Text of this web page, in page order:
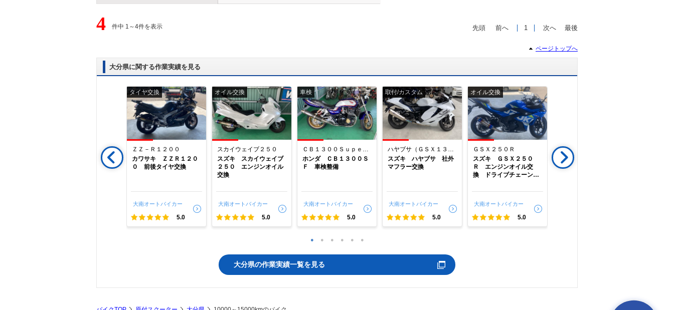
4 件中 1～4件を表示 先頭 前へ 1 次へ 最後
ページトップへ
大分県に関する作業実績を見る
２５０ＴＲ インジェク
ション エンジン不調修
タイヤ交換
ＺＺ－Ｒ１２００
カワサキ ＺＺＲ１２０
０ 前後タイヤ交換
大南オートバイカー
5.0
オイル交換
スカイウェイブ２５０
スズキ スカイウェイブ
２５０ エンジンオイル
交換
大南オートバイカー
5.0
車検
ＣＢ１３００Ｓｕｐｅｒ Ｆｏｕｒ
ホンダ ＣＢ１３００Ｓ
Ｆ 車検整備
大南オートバイカー
5.0
取付/カスタム
ハヤブサ（ＧＳＸ１３００Ｒ Ｈａｙａｂｕｓａ）
スズキ ハヤブサ 社外
マフラー交換
大南オートバイカー
5.0
オイル交換
ＧＳＸ２５０Ｒ
スズキ ＧＳＸ２５０
Ｒ エンジンオイル交
換 ドライブチェーン調
大南オートバイカー
5.0
Ｖ－ＴＷＩＮ ＭＡＧＮＡ
ホンダ Ｖツインマグ
ナ 個人売買入手後のメ
1 2 3 4 5 6
大分県の作業実績一覧を見る
車種選択するだけ、かんたん相場検索
まずはメーカーを選択する
排気量
型式(任意)
走行距離(任意)